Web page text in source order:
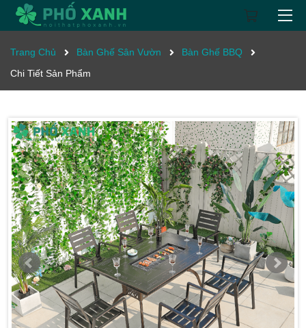
Trang Chủ Bàn Ghế Sân Vườn
Bàn Ghế BBQ
Chi Tiết Sản Phẩm